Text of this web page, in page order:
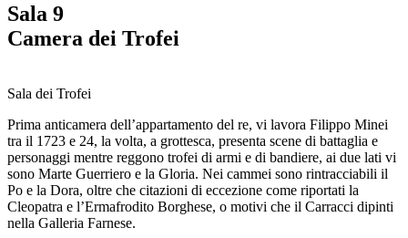
Sala 9
Camera dei Trofei
Sala dei Trofei
Prima anticamera dell’appartamento del re, vi lavora Filippo Minei
tra il 1723 e 24, la volta, a grottesca, presenta scene di battaglia e
personaggi mentre reggono trofei di armi e di bandiere, ai due lati vi
sono Marte Guerriero e la Gloria. Nei cammei sono rintracciabili il
Po e la Dora, oltre che citazioni di eccezione come riportati la
Cleopatra e l’Ermafrodito Borghese, o motivi che il Carracci dipinti
nella Galleria Farnese.